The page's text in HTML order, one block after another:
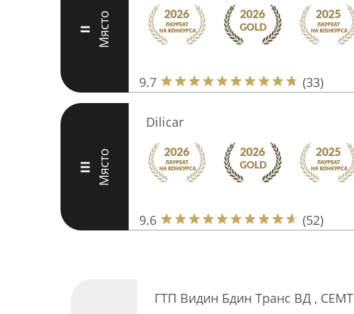
II Място
9.7 (33)
III Място
Dilicar
9.6 (52)
ГТП Видин Бдин Транс ВД , СЕМТ